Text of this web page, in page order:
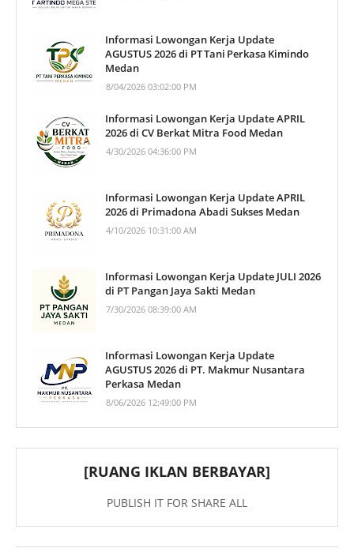
Informasi Lowongan Kerja Update
AGUSTUS 2026 di PT Tani Perkasa Kimindo
Medan
8/04/2026 03:02:00 PM
Informasi Lowongan Kerja Update APRIL
2026 di CV Berkat Mitra Food Medan
4/30/2026 04:36:00 PM
Informasi Lowongan Kerja Update APRIL
2026 di Primadona Abadi Sukses Medan
4/10/2026 10:31:00 AM
Informasi Lowongan Kerja Update JULI 2026
di PT Pangan Jaya Sakti Medan
7/30/2026 08:39:00 AM
Informasi Lowongan Kerja Update
AGUSTUS 2026 di PT. Makmur Nusantara
Perkasa Medan
8/06/2026 12:49:00 PM
[RUANG IKLAN BERBAYAR]
PUBLISH IT FOR SHARE ALL